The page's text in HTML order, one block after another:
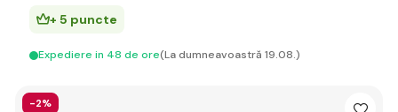
+ 5 puncte
Expediere in 48 de ore(La dumneavoastră 19.08.)
-2%